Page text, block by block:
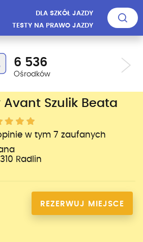
DLA SZKÓŁ JAZDY
TESTY NA PRAWO JAZDY
6 536
Ośrodków
Avant Szulik Beata
w tym 7 zaufanych
Radlin
REZERWUJ MIEJSCE